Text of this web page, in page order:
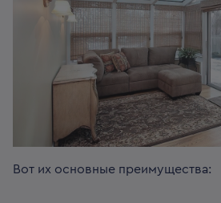
Вот их основные преимущества: